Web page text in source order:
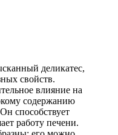
деликатес,
свойств.
влияние на
содержанию
способствует
работу печени.